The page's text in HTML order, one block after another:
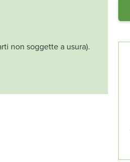
non soggette a usura).